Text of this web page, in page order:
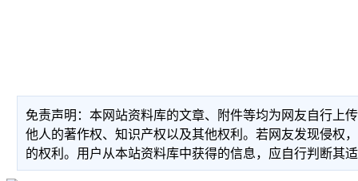
免责声明：本网站资料库的文章、附件等均为网友自行上
他人的著作权、知识产权以及其他权利。若网友发现侵权
的权利。用户从本站资料库中获得的信息，应自行判断其